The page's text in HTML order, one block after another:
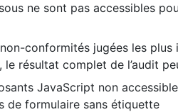
ne sont pas accessibles
conformités jugées les
le résultat complet de l’audit
JavaScript non
de formulaire sans étiquette